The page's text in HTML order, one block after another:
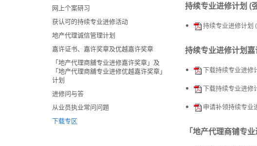
网上个案研习
获认可的持续专业进修活动
地产代理诚信管理计划
嘉许证书、嘉许奖章及优越嘉许奖章
「地产代理商舖专业进修嘉许奖章」及
「地产代理商舖专业进修优越嘉许奖章」
计划
进修问与答
从业员执业常问问题
下载专区
持续专业进修计划 (
持续专业进修计划 (
持续专业进修计划
下载持续专业进修
下载持续专业进
申请补领持续专业
「地产代理商铺专